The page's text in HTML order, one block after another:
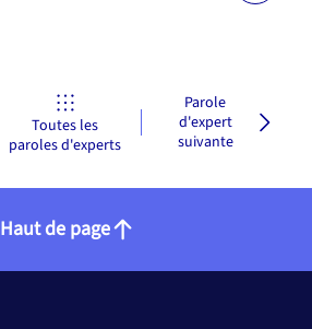
Toutes les
paroles d'experts
Parole
d'expert
suivante
Haut de page